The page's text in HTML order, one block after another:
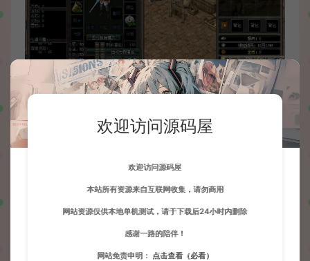
欢迎访问源码屋
欢迎访问源码屋
本站所有资源来自互联网收集，请勿商用
网站资源仅供本地单机测试，请于下载后24小时内删除
感谢一路的陪伴！
网站免责申明： 点击查看（必看）